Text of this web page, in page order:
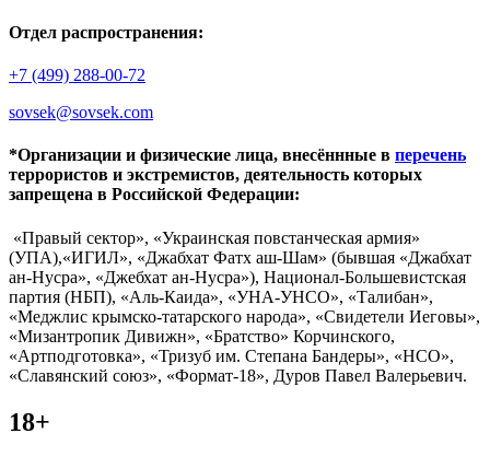
Отдел распространения:
+7 (499) 288-00-72
sovsek@sovsek.com
*Организации и физические лица, внесённные в перечень
террористов и экстремистов, деятельность которых
запрещена в Российской Федерации:
«Правый сектор», «Украинская повстанческая армия»
(УПА),«ИГИЛ», «Джабхат Фатх аш-Шам» (бывшая «Джабхат
ан-Нусра», «Джебхат ан-Нусра»), Национал-Большевистская
партия (НБП), «Аль-Каида», «УНА-УНСО», «Талибан»,
«Меджлис крымско-татарского народа», «Свидетели Иеговы»,
«Мизантропик Дивижн», «Братство» Корчинского,
«Артподготовка», «Тризуб им. Степана Бандеры», «НСО»,
«Славянский союз», «Формат-18», Дуров Павел Валерьевич.
18+